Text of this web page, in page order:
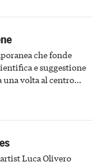
che fonde
e suggestione
volta al centro
passato astigiano
Luca Olivero